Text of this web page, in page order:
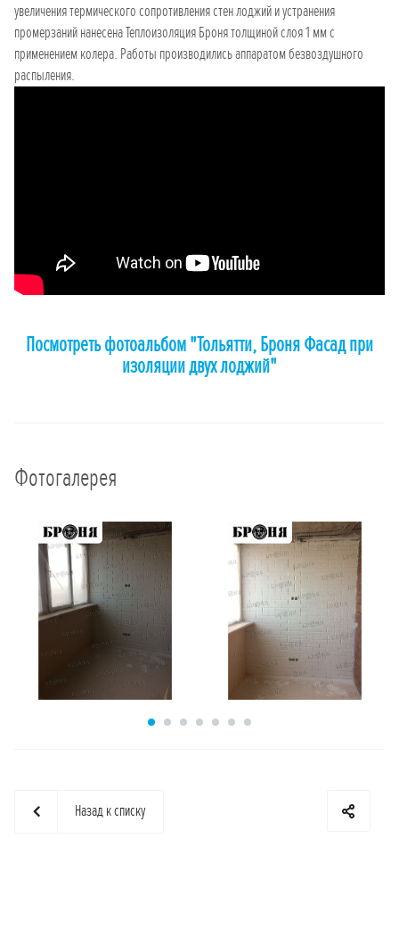
увеличения термического сопротивления стен лоджий и устранения
промерзаний нанесена Теплоизоляция Броня толщиной слоя 1 мм с
применением колера. Работы производились аппаратом безвоздушного
распыления.
Посмотреть фотоальбом "Тольятти, Броня Фасад при
изоляции двух лоджий"
Фотогалерея
Назад к списку